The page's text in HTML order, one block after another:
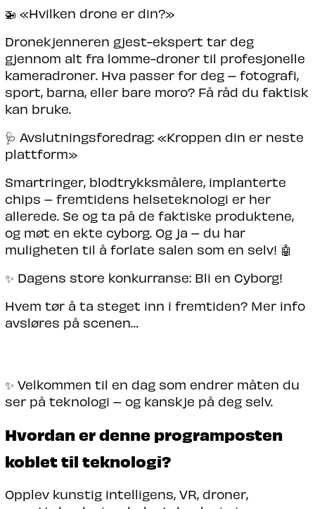
🚁 «Hvilken drone er din?»
Dronekjenneren gjest-ekspert tar deg
gjennom alt fra lomme-droner til profesjonelle
kameradroner. Hva passer for deg – fotografi,
sport, barna, eller bare moro? Få råd du faktisk
kan bruke.
🩺 Avslutningsforedrag: «Kroppen din er neste
plattform»
Smartringer, blodtrykksmålere, implanterte
chips – fremtidens helseteknologi er her
allerede. Se og ta på de faktiske produktene,
og møt en ekte cyborg. Og ja – du har
muligheten til å forlate salen som en selv! 🤖
✨ Dagens store konkurranse: Bli en Cyborg!
Hvem tør å ta steget inn i fremtiden? Mer info
avsløres på scenen…
✨ Velkommen til en dag som endrer måten du
ser på teknologi – og kanskje på deg selv.
Hvordan er denne programposten
koblet til teknologi?
Opplev kunstig intelligens, VR, droner,